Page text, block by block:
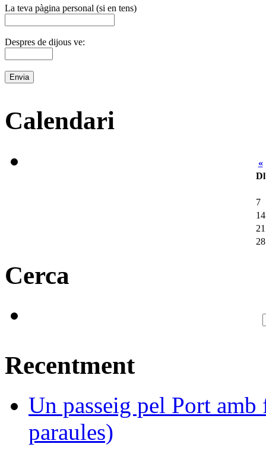
La teva pàgina personal (si en tens)
Despres de dijous ve:
Calendari
«
Dl
7
14
21
28
Cerca
Recentment
Un passeig pel Port
paraules)